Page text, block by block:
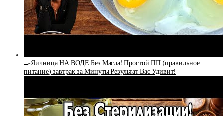
🍳Яичница НА ВОДЕ Без Масла! Простой ПП (правильное
питание) завтрак за Минуты Результат Вас Удивит!